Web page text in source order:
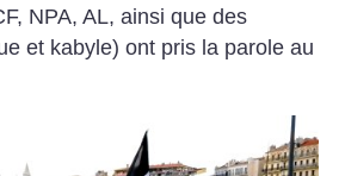
NPA, AL, ainsi que des
et kabyle) ont pris la parole au